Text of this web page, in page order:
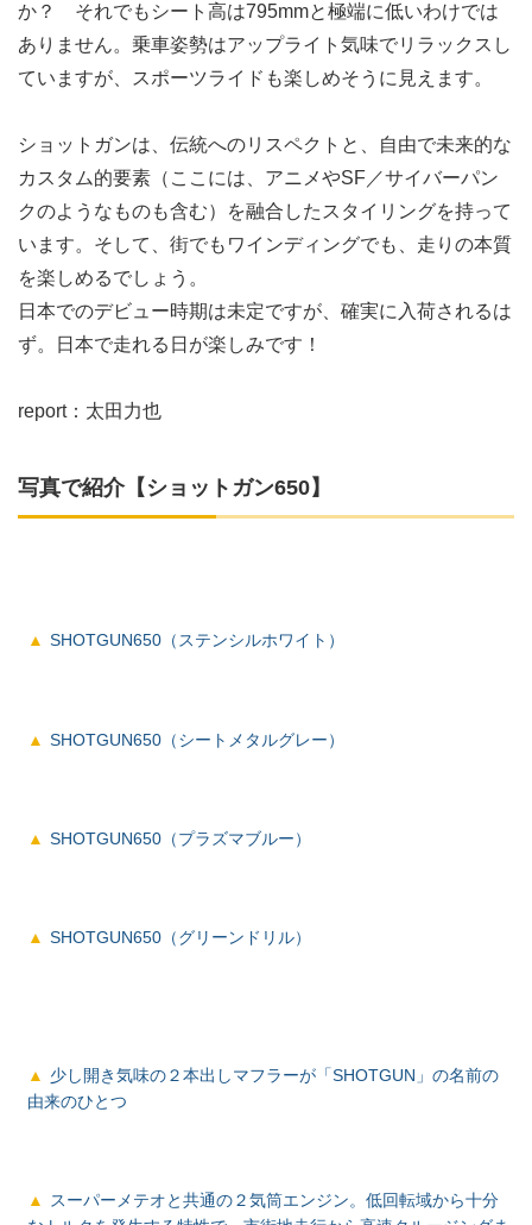
か？ それでもシート高は795mmと極端に低いわけでは
ありません。乗車姿勢はアップライト気味でリラックスし
ていますが、スポーツライドも楽しめそうに見えます。
ショットガンは、伝統へのリスペクトと、自由で未来的な
カスタム的要素（ここには、アニメやSF／サイバーパン
クのようなものも含む）を融合したスタイリングを持って
います。そして、街でもワインディングでも、走りの本質
を楽しめるでしょう。
日本でのデビュー時期は未定ですが、確実に入荷されるは
ず。日本で走れる日が楽しみです！
report：太田力也
写真で紹介【ショットガン650】
SHOTGUN650（ステンシルホワイト）
SHOTGUN650（シートメタルグレー）
SHOTGUN650（プラズマブルー）
SHOTGUN650（グリーンドリル）
少し開き気味の２本出しマフラーが「SHOTGUN」の名前の
由来のひとつ
スーパーメテオと共通の２気筒エンジン。低回転域から十分